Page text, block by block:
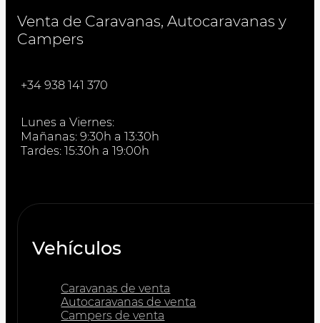
Venta de Caravanas, Autocaravanas y
Campers
+34 938 141 370
Lunes a Viernes:
Mañanas: 9:30h a 13:30h
Tardes: 15:30h a 19:00h
Vehículos
Caravanas de venta
Autocaravanas de venta
Campers de venta